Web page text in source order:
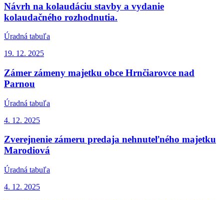
Návrh na kolaudáciu stavby a vydanie
kolaudačného rozhodnutia.
Úradná tabuľa
19. 12. 2025
Zámer zámeny majetku obce Hrnčiarovce nad
Parnou
Úradná tabuľa
4. 12. 2025
Zverejnenie zámeru predaja nehnuteľného majetku
Marodiová
Úradná tabuľa
4. 12. 2025